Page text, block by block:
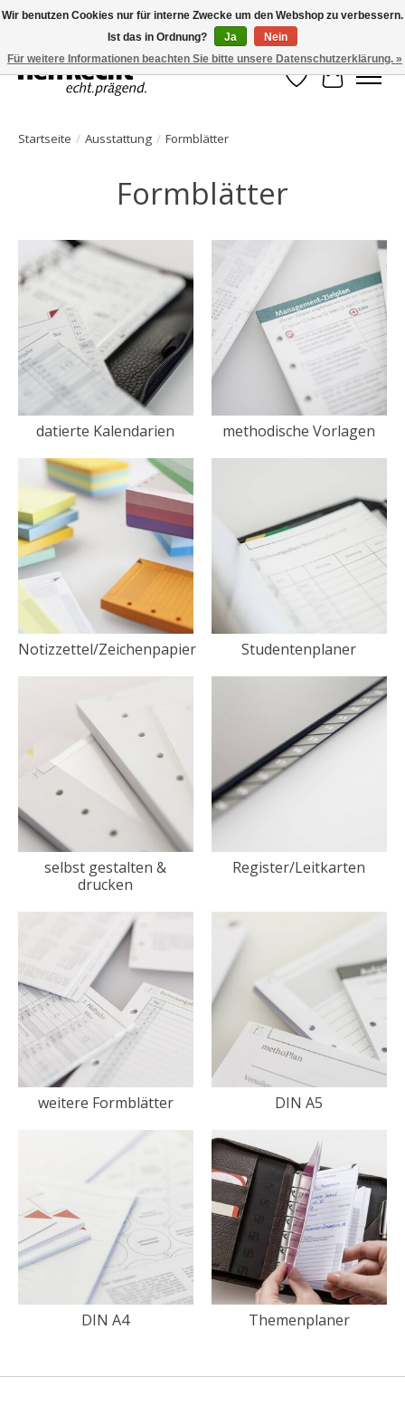
HelfRecht-Planer | Jahresaktualisierungen | Zubehör
Wunschzettel
Ihr
Startseite / Ausstattung / Formblätter
Formblätter
datierte Kalendarien methodische Vorlagen
Notizzettel/Zeichenpapier Studentenplaner
selbst gestalten &
drucken
Register/Leitkarten
weitere Formblätter DIN A5
DIN A4 Themenplaner
Wir benutzen Cookies nur für interne Zwecke um den Webshop zu verbessern.
Ist das in Ordnung?
Ja
Nein
Für weitere Informationen beachten Sie bitte unsere Datenschutzerklärung. »